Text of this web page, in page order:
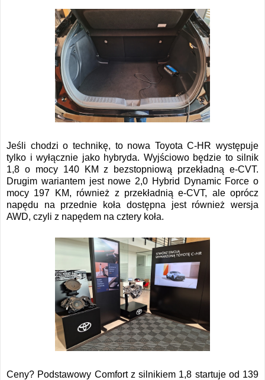
Jeśli chodzi o technikę, to nowa Toyota C-HR występuje
tylko i wyłącznie jako hybryda. Wyjściowo będzie to silnik
1,8 o mocy 140 KM z bezstopniową przekładną e-CVT.
Drugim wariantem jest nowe 2,0 Hybrid Dynamic Force o
mocy 197 KM, również z przekładnią e-CVT, ale oprócz
napędu na przednie koła dostępna jest również wersja
AWD, czyli z napędem na cztery koła.
Ceny? Podstawowy Comfort z silnikiem 1,8 startuje od 139